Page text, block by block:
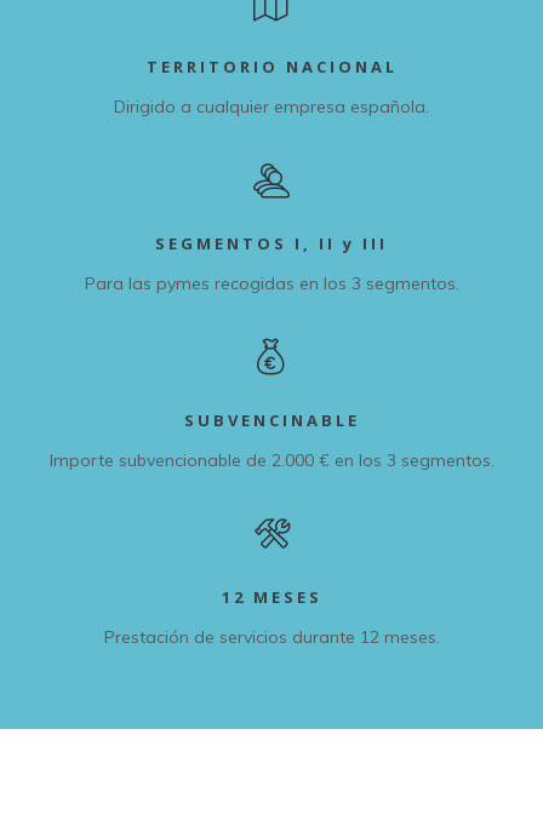
TERRITORIO NACIONAL
Dirigido a cualquier empresa española.
SEGMENTOS I, II y III
Para las pymes recogidas en los 3 segmentos.
SUBVENCINABLE
Importe subvencionable de 2.000 € en los 3 segmentos.
12 MESES
Prestación de servicios durante 12 meses.